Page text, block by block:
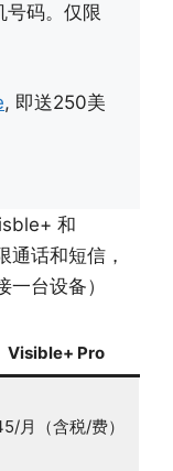
号码。仅限
, 即送250美
和
话和短信，
台设备）
Visible+ Pro
月（含税/费）